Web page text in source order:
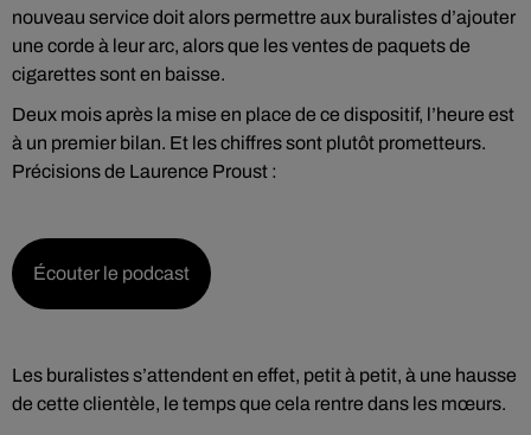
nouveau service doit alors permettre aux buralistes d’ajouter
une corde à leur arc, alors que les ventes de paquets de
cigarettes sont en baisse.
Deux mois après la mise en place de ce dispositif, l’heure est
à un premier bilan. Et les chiffres sont plutôt prometteurs.
Précisions de Laurence Proust :
Écouter le podcast
Les buralistes s’attendent en effet, petit à petit, à une hausse
de cette clientèle, le temps que cela rentre dans les mœurs.